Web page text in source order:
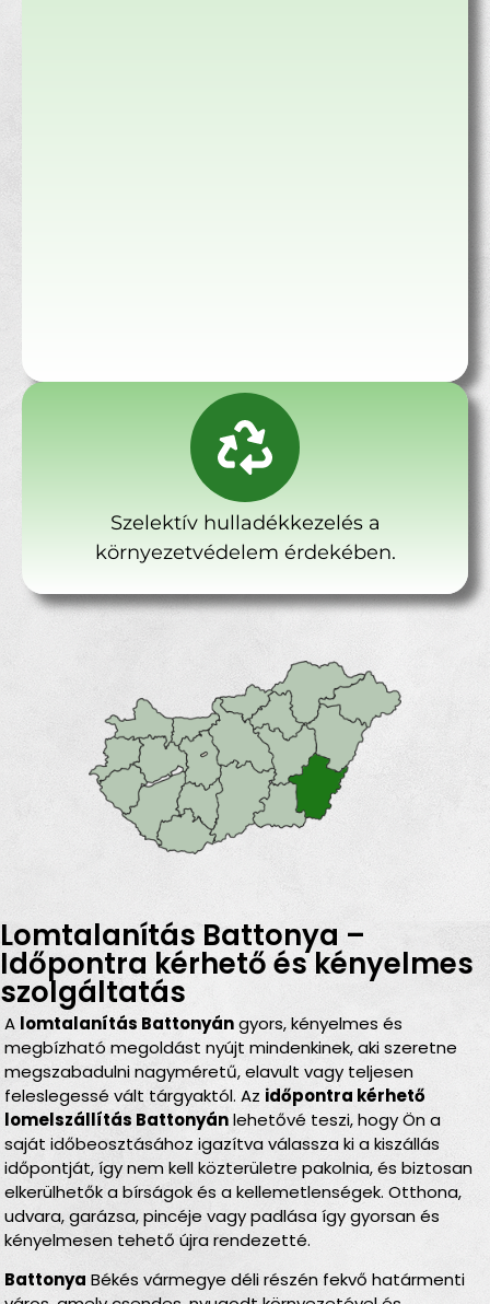
Szelektív hulladékkezelés a
környezetvédelem érdekében.
Lomtalanítás Battonya –
Időpontra kérhető és kényelmes
szolgáltatás
A lomtalanítás Battonyángyors, kényelmes és
megbízható megoldást nyújt mindenkinek, aki szeretne
megszabadulni nagyméretű, elavult vagy teljesen
feleslegessé vált tárgyaktól. Az időpontra kérhető
lomelszállítás Battonyánlehetővé teszi, hogy Ön a
saját időbeosztásához igazítva válassza ki a kiszállás
időpontját, így nem kell közterületre pakolnia, és biztosan
elkerülhetők a bírságok és a kellemetlenségek. Otthona,
udvara, garázsa, pincéje vagy padlása így gyorsan és
kényelmesen tehető újra rendezetté.
Battonya Békés vármegye déli részén fekvő határmenti